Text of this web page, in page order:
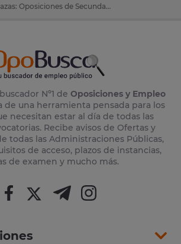
Convocatoria de 83 plazas: Oposiciones de Secundaria: Educación Física en Gobierno de Canarias
Nº1 de Oposiciones y Empleo
de una herramienta pensada para los
necesitan estar al día de todas las
Recibe avisos de Ofertas y
todas las Administraciones Públicas,
de acceso, plazos de instancias,
de examen y mucho más.